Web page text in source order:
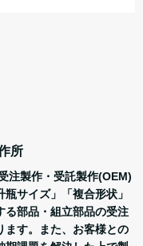
所
注製作・受託製作(OEM)
サイズ」「複合形状」
る部品・組立部品の受注
ます。また、お客様との